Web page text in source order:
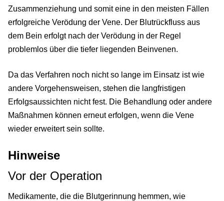
Zusammenziehung und somit eine in den meisten Fällen
erfolgreiche Verödung der Vene. Der Blutrückfluss aus
dem Bein erfolgt nach der Verödung in der Regel
problemlos über die tiefer liegenden Beinvenen.
Da das Verfahren noch nicht so lange im Einsatz ist wie
andere Vorgehensweisen, stehen die langfristigen
Erfolgsaussichten nicht fest. Die Behandlung oder andere
Maßnahmen können erneut erfolgen, wenn die Vene
wieder erweitert sein sollte.
Hinweise
Vor der Operation
Medikamente, die die Blutgerinnung hemmen, wie